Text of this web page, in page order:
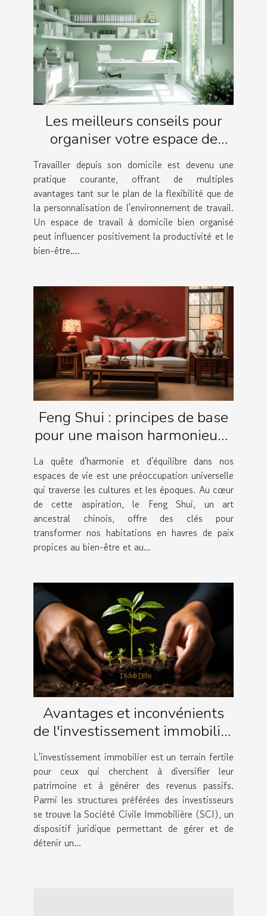
Les meilleurs conseils pour
organiser votre espace de
travail à domicile
Travailler depuis son domicile est devenu une
pratique courante, offrant de multiples
avantages tant sur le plan de la flexibilité que de
la personnalisation de l'environnement de travail.
Un espace de travail à domicile bien organisé
peut influencer positivement la productivité et le
bien-être....
Feng Shui : principes de base
pour une maison harmonieuse
et équilibrée
La quête d'harmonie et d'équilibre dans nos
espaces de vie est une préoccupation universelle
qui traverse les cultures et les époques. Au cœur
de cette aspiration, le Feng Shui, un art
ancestral chinois, offre des clés pour
transformer nos habitations en havres de paix
propices au bien-être et au...
Avantages et inconvénients
de l'investissement immobilier
via une SCI
L'investissement immobilier est un terrain fertile
pour ceux qui cherchent à diversifier leur
patrimoine et à générer des revenus passifs.
Parmi les structures préférées des investisseurs
se trouve la Société Civile Immobilière (SCI), un
dispositif juridique permettant de gérer et de
détenir un...